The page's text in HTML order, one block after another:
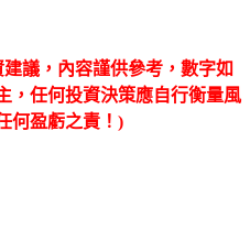
議，內容謹供參考，數字如
，任何投資決策應自行衡量風
何盈虧之責！)